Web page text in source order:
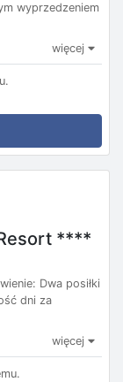
wyprzedzeniem
więcej
****
Dwa posiłki
dni za
więcej